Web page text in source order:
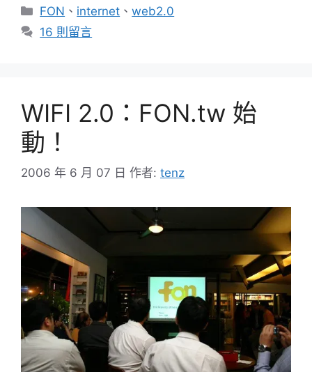
分
類
FON 、 internet 、web2.0
16 則留言
WIFI 2.0：FON.tw 始
動！
2006 年 6 月 07 日 作者: tenz